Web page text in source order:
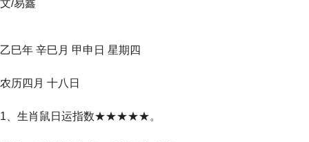
文/易鑫
乙巳年 辛巳月 甲申日 星期四
农历四月 十八日
1、生肖鼠日运指数★★★★★。